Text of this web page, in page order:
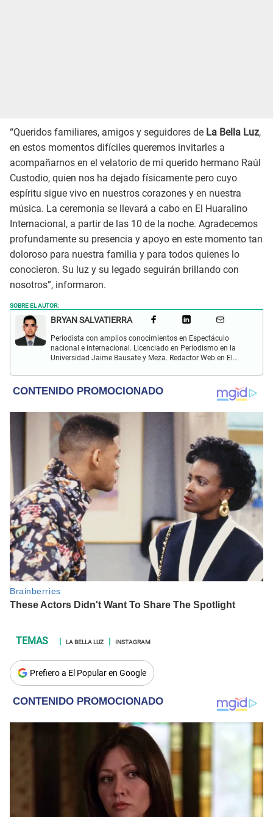
“Queridos familiares, amigos y seguidores de La Bella Luz,
en estos momentos difíciles queremos invitarles a
acompañarnos en el velatorio de mi querido hermano Raúl
Custodio, quien nos ha dejado físicamente pero cuyo
espíritu sigue vivo en nuestros corazones y en nuestra
música. La ceremonia se llevará a cabo en El Huaralino
Internacional, a partir de las 10 de la noche. Agradecemos
profundamente su presencia y apoyo en este momento tan
doloroso para nuestra familia y para todos quienes lo
conocieron. Su luz y su legado seguirán brillando con
nosotros”, informaron.
SOBRE EL AUTOR:
BRYAN SALVATIERRA
Periodista con amplios conocimientos en Espectáculo
nacional e internacional. Licenciado en Periodismo en la
Universidad Jaime Bausate y Meza. Redactor Web en El
películas, series, videojuegos y espectáculo.
LA BELLA LUZ INSTAGRAM
Prefiero a El Popular en Google